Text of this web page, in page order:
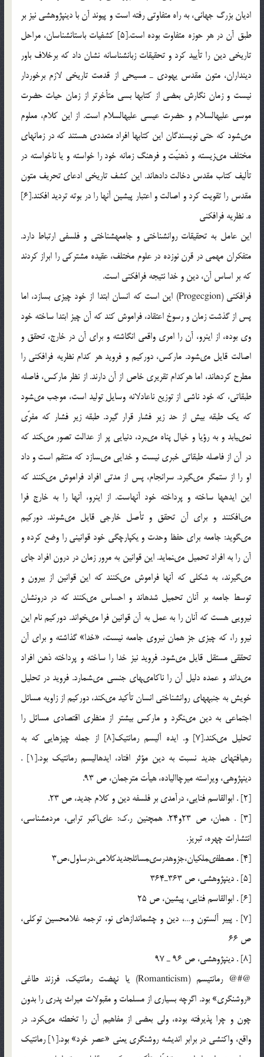
اديان بزرگ جهانى، به راه متفاوتى رفته است و پيوند آن با دين‏پژوهشى نيز بر
طبق آن در هر حوزه متفاوت بوده است.[5] كشفيات باستان‏شناسان، مراحل
تاريخى دين را تأييد كرد و تحقيقات زبان‏شناسانه نشان داد كه برخلاف باور
دين‏داران، متون مقدس يهودى ـ مسيحى از قدمت تاريخى لازم برخوردار
نيست و زمان نگارش بعضى از كتاب‏ها بسى متأخرتر از زمان حيات حضرت
موسى عليه‏السلام و حضرت عيسى عليه‏السلام است. از اين كلام، معلوم
مى‏شود كه حتى نويسندگان اين كتاب‏ها افراد متعددى هستند كه در زمان‏هاى
مختلف مى‏زيسته و ذهنيّت و فرهنگ زمانه خود را خواسته و يا ناخواسته در
تأليف كتاب مقدس دخالت داده‏اند. اين كشف تاريخى ادعاى تحريف متون
مقدس را تقويت كرد و اصالت و اعتبار پيشين آن‏ها را در بوته ترديد افكند.[6]
ه. نظريه فرافكنى
اين عامل به تحقيقات روان‏شناختى و جامعه‏شناختى و فلسفى ارتباط دارد.
متفكران مهمى در قرن نوزده در علوم مختلف، عقيده مشتركى را ابراز كردند
كه بر اساس آن، دين و خدا نتيجه فرافكنى است.
فرافكنى (Progecgion) اين است كه انسان ابتدا از خود چيزى بسازد، اما
پس از گذشت زمان و رسوخ اعتقاد، فراموش كند كه آن چيز ابتدا ساخته خود
وى بوده، از اين‏رو، آن را امرى واقعى انگاشته و براى آن در خارج، تحقق و
اصالت قايل مى‏شود. ماركس، دوركيم و فرويد هر كدام نظريه فرافكنى را
مطرح كرده‏اند، اما هركدام تقريرى خاص از آن دارند. از نظر ماركس، فاصله
طبقاتى، كه خود ناشى از توزيع ناعادلانه وسايل توليد است، موجب مى‏شود
كه يك طبقه بيش از حد زير فشار قرار گيرد. طبقه زير فشار كه مفرّى
نمى‏يابد و به رؤيا و خيال پناه مى‏برد، دنيايى پر از عدالت تصور مى‏كند كه
در آن از فاصله طبقاتى خبرى نيست و خدايى مى‏سازد كه منتقم است و داد
او را از ستمگر مى‏گيرد. سرانجام، پس از مدتى افراد فراموش مى‏كنند كه
اين ايده‏ها ساخته و پرداخته خود آن‏هاست. از اين‏رو، آن‏ها را به خارج فرا
مى‏افكنند و براى آن تحقق و تأصل خارجى قايل مى‏شوند. دوركيم
مى‏گويد: جامعه براى حفظ وحدت و يكپارچگى خود قوانينى را وضع كرده و
آن را به افراد تحميل مى‏نمايد. اين قوانين به مرور زمان در درون افراد جاى
مى‏گيرند، به شكلى كه آن‏ها فراموش مى‏كنند كه اين قوانين از بيرون و
توسط جامعه بر آنان تحميل شده‏اند و احساس مى‏كنند كه در درونشان
نيرويى هست كه آنان را به عمل به آن قوانين فرا مى‏خواند. دوركيم نام اين
نيرو را، كه چيزى جز همان نيروى جامعه نيست، «خدا» گذاشته و براى آن
تحققى مستقل قايل مى‏شود. فرويد نيز خدا را ساخته و پرداخته ذهن افراد
مى‏داند و عمده دليل آن را ناكامى‏هاى جنسى مى‏شمارد. فرويد در تحليل
خويش به جنبه‏هاى روان‏شناختى انسان تأكيد مى‏كند، دوركيم از زاويه مسائل
اجتماعى به دين مى‏نگرد و ماركس بيش‏تر از منظرى اقتصادى مسائل را
تحليل مى‏كند.[7] ‍‍‍و. ايده آليسم رمانتيك[8] از جمله چيزهايى كه به
رهيافت‏هاى جديد نسبت به دين مؤثر افتاد، ايده‏اليسم رمانتيك بود.[1] .
دين‏پژوهى، ويراسته ميرچاالياده، هيأت مترجمان، ص 93.
[2] . ابوالقاسم فنايى، درآمدى بر فلسفه دين و كلام جديد، ص 23.
[3] . همان، ص 23و24. همچنين ر.ك: على‏اكبر ترابى، مردم‏شناسى،
انتشارات چهره، تبريز.
[4] . مصطفى‏ملكيان،جزوه‏درسى‏مسائل‏جديدكلامى،درس‏اول،ص3
[5] . دين‏پژوهشى، ص 363ـ364
[6] . ابوالقاسم فنايى، پيشين، ص 25
[7] . پيير آلستون و…، دين و چشم‏اندازهاى نو، ترجمه غلام‏حسين توكلى،
ص 66
[8] . دين‏پژوهشى، ص 96 ـ 97
@#@ رمانتيسم (Romanticism) يا نهضت رمانتيك، فرزند طاغى
«روشنگرى» بود. اگرچه بسيارى از مسلمات و مقبولات ميراث پدرى را بدون
چون و چرا پذيرفته بوده، ولى بعضى از مفاهيم آن را تخطئه مى‏كرد. در
واقع، واكنشى در برابر انديشه روشنگرى يعنى «عصر خرد» بود.[1] رمانتيك